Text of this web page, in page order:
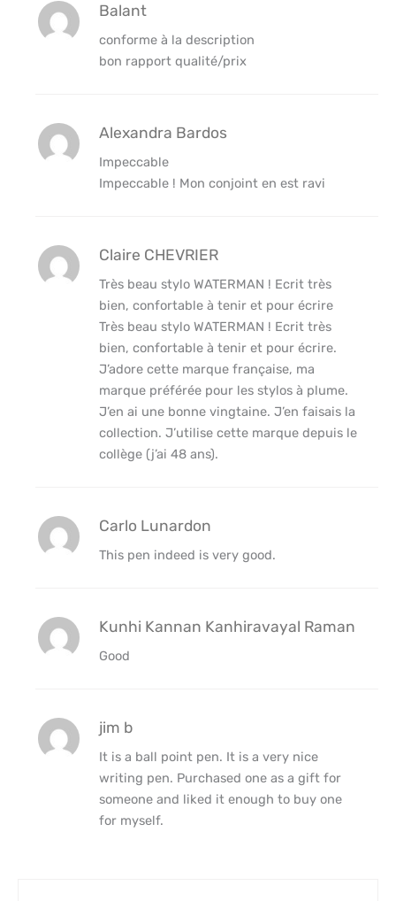
Balant
conforme à la description
bon rapport qualité/prix
Alexandra Bardos
Impeccable
Impeccable ! Mon conjoint en est ravi
Claire CHEVRIER
Très beau stylo WATERMAN ! Ecrit très
bien, confortable à tenir et pour écrire
Très beau stylo WATERMAN ! Ecrit très
bien, confortable à tenir et pour écrire.
J’adore cette marque française, ma
marque préférée pour les stylos à plume.
J’en ai une bonne vingtaine. J’en faisais la
collection. J’utilise cette marque depuis le
collège (j’ai 48 ans).
Carlo Lunardon
This pen indeed is very good.
Kunhi Kannan Kanhiravayal Raman
Good
jim b
It is a ball point pen. It is a very nice
writing pen. Purchased one as a gift for
someone and liked it enough to buy one
for myself.